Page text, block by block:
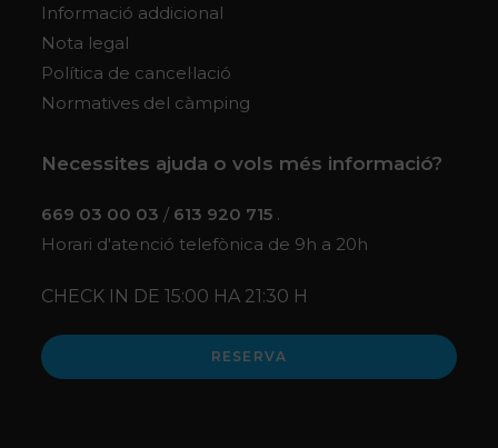
Informació addicional
Nota legal
Política de cancel·lació
Normatives del càmping
Necessites ajuda o vols més informació?
669 03 00 03 / 613 920 715 .
Horari d'atenció telefònica de 9h a 20h
CHECK IN DE 15:00 HA 21:30 H
RESERVA